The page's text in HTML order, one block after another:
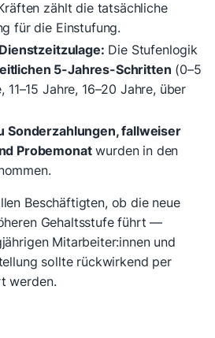
zählt die tatsächliche
für die Einstufung.
Die Stufenlogik
5-Jahres-Schritten (0–5
11–15 Jahre, 16–20 Jahre, über
Sonderzahlungen, fallweiser
Probemonatwurden in den
Beschäftigten, ob die neue
Gehaltsstufe führt —
Mitarbeiter:innen und
sollte rückwirkend per
werden.